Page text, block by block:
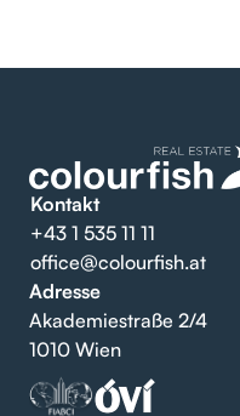
Kontakt
+43 1 535 11 11
office@colourfish.at
Adresse
Akademiestraße 2/4
1010 Wien